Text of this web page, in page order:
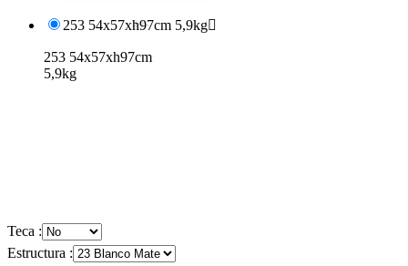
253 54x57xh97cm 5,9kg
253 54x57xh97cm
5,9kg
Teca :
Estructura :